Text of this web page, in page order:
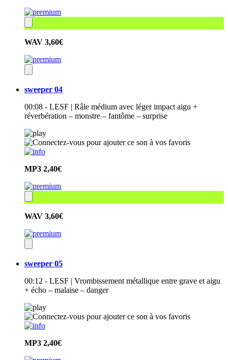
WAV 3,60€
sweeper 04
00:08 - LESF | Râle médium avec léger impact aigu +
réverbération – monstre – fantôme – surprise
MP3 2,40€
WAV 3,60€
sweeper 05
00:12 - LESF | Vrombissement métallique entre grave et aigu
+ écho – malaise – danger
MP3 2,40€